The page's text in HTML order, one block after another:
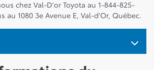
chez Val-D'or Toyota au 1-844-825-
au 1080 3e Avenue E, Val-d'Or, Québec.